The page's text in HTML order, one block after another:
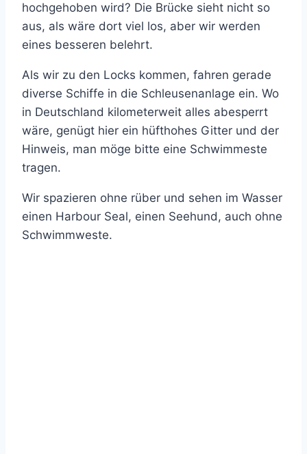
hochgehoben wird? Die Brücke sieht nicht so
aus, als wäre dort viel los, aber wir werden
eines besseren belehrt.
Als wir zu den Locks kommen, fahren gerade
diverse Schiffe in die Schleusenanlage ein. Wo
in Deutschland kilometerweit alles abesperrt
wäre, genügt hier ein hüfthohes Gitter und der
Hinweis, man möge bitte eine Schwimmeste
tragen.
Wir spazieren ohne rüber und sehen im Wasser
einen Harbour Seal, einen Seehund, auch ohne
Schwimmweste.